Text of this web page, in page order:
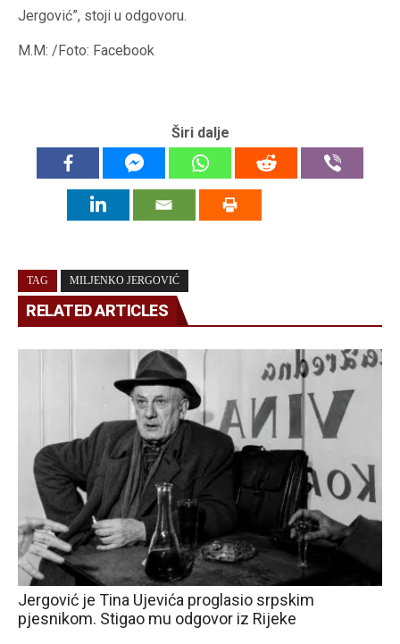
Jergović”, stoji u odgovoru.
M.M: /Foto: Facebook
Širi dalje
TAG MILJENKO JERGOVIĆ
RELATED ARTICLES
Jergović je Tina Ujevića proglasio srpskim
pjesnikom. Stigao mu odgovor iz Rijeke